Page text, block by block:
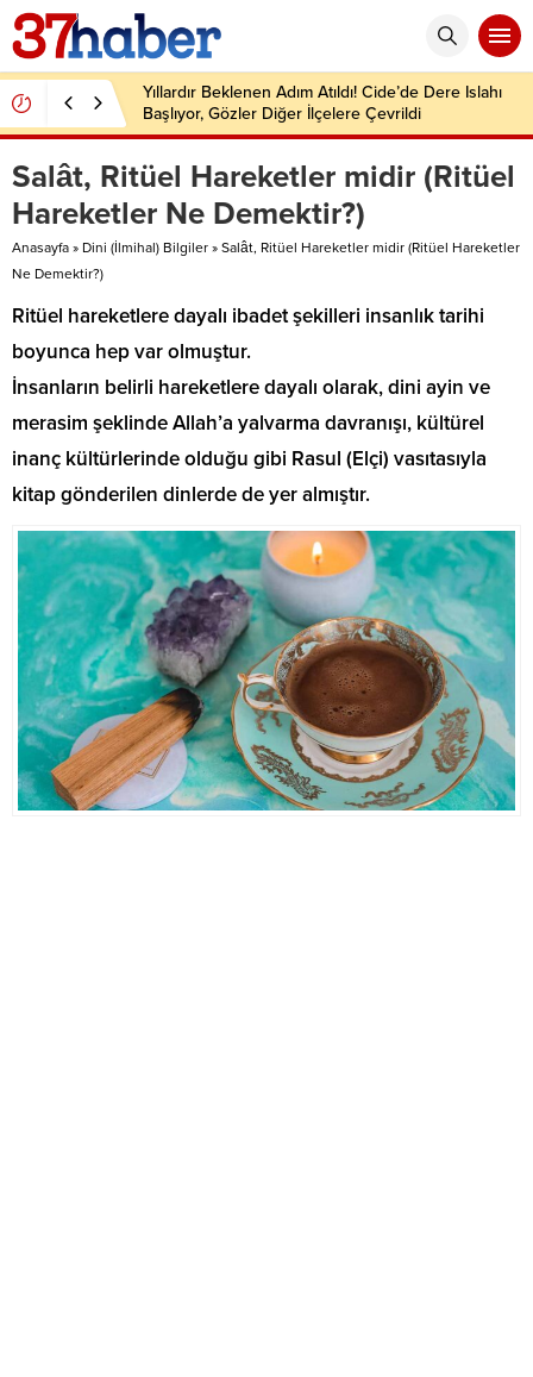
Yıllardır Beklenen Adım Atıldı! Cide’de Dere Islahı
Başlıyor, Gözler Diğer İlçelere Çevrildi
Salât, Ritüel Hareketler midir (Ritüel
Hareketler Ne Demektir?)
Anasayfa » Dini (İlmihal) Bilgiler » Salât, Ritüel Hareketler midir (Ritüel Hareketler
Ne Demektir?)
Ritüel hareketlere dayalı ibadet şekilleri insanlık tarihi
boyunca hep var olmuştur.
İnsanların belirli hareketlere dayalı olarak, dini ayin ve
merasim şeklinde Allah’a yalvarma davranışı, kültürel
inanç kültürlerinde olduğu gibi Rasul (Elçi) vasıtasıyla
kitap gönderilen dinlerde de yer almıştır.